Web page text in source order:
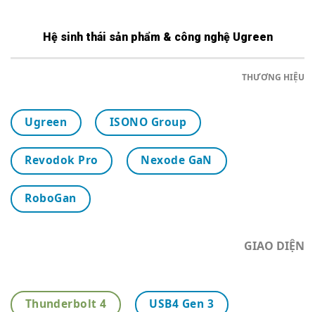
Hệ sinh thái sản phẩm & công nghệ Ugreen
THƯƠNG HIỆU
Ugreen ISONO Group
Revodok Pro Nexode GaN
RoboGan
GIAO DIỆN
Thunderbolt 4 USB4 Gen 3